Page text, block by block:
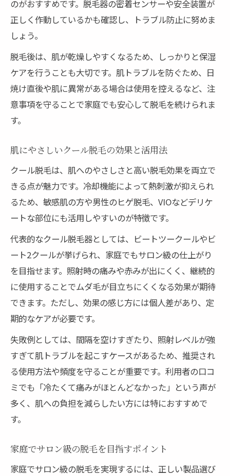
夏におすすめの脱毛部位とケアポイント
脱毛で夏の肌トラブルを防ぐコツ
のがおすすめです。脱毛器の密着センサーや安全装置が
正しく作動しているかも確認し、トラブル防止に努めま
しょう。
脱毛後は、肌が乾燥しやすくなるため、しっかりと保湿
ケアを行うことも大切です。肌トラブルを防ぐため、日
焼け直後や肌に異常がある場合は使用を控えるなど、注
意事項を守ることで家庭でも安心して脱毛を続けられま
す。
肌にやさしいクール脱毛の効果と活用法
クール脱毛は、肌へのやさしさと高い脱毛効果を両立で
きる点が魅力です。冷却機能によって熱刺激が抑えられ
るため、敏感肌の方や男性のヒゲ脱毛、VIOなどデリケ
ートな部位にも活用しやすいのが特徴です。
代表的なクール脱毛器としては、ビートツークールやビ
ート2クールが挙げられ、家庭でもサロン級の仕上がり
を目指せます。照射時の痛みや赤みが出にくく、継続的
に使用することでムダ毛が目立ちにくくなる効果が期待
できます。ただし、効果の感じ方には個人差があり、定
期的なケアが必要です。
失敗例としては、間隔を空けすぎたり、照射レベルが強
すぎて肌トラブルを起こすケースがあるため、推奨され
る使用方法や頻度を守ることが重要です。利用者の口コ
ミでも「冷たくて痛みがほとんどなかった」という声が
多く、肌への負担を減らしたい方には特におすすめで
す。
家庭でサロン級の脱毛を目指すポイント
家庭でサロン級の脱毛を実現するには、正しい製品選び